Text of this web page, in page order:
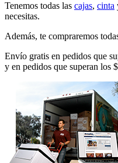
Tenemos todas las cajas, cinta
necesitas.
Además, te compraremos
Envío gratis en pedidos que
y en pedidos que superan los